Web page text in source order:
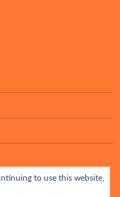
to use this website,